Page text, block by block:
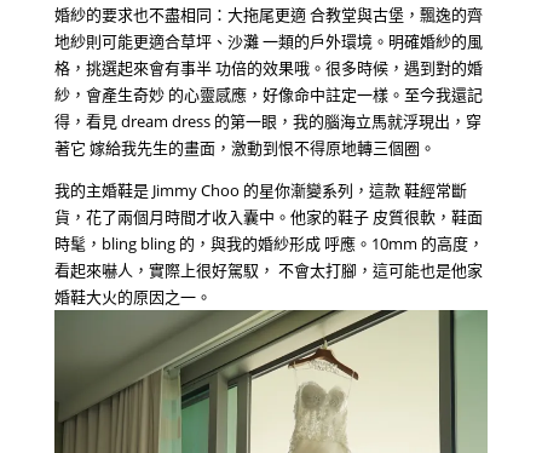
婚紗的要求也不盡相同：大拖尾更適 合教堂與古堡，飄逸的齊
地紗則可能更適合草坪、沙灘 一類的戶外環境。明確婚紗的風
格，挑選起來會有事半 功倍的效果哦。很多時候，遇到對的婚
紗，會產生奇妙 的心靈感應，好像命中註定一樣。至今我還記
得，看見 dream dress 的第一眼，我的腦海立馬就浮現出，穿
著它 嫁給我先生的畫面，激動到恨不得原地轉三個圈。
我的主婚鞋是 Jimmy Choo 的星你漸變系列，這款 鞋經常斷
貨，花了兩個月時間才收入囊中。他家的鞋子 皮質很軟，鞋面
時髦，bling bling 的，與我的婚紗形成 呼應。10mm 的高度，
看起來嚇人，實際上很好駕馭， 不會太打腳，這可能也是他家
婚鞋大火的原因之一。